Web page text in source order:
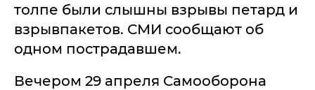
толпе были слышны взрывы петард и
взрывпакетов. СМИ сообщают об
одном пострадавшем.
Вечером 29 апреля Самооборона